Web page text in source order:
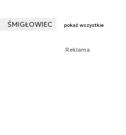
ŚMIGŁOWIEC pokaż wszystkie
Reklama